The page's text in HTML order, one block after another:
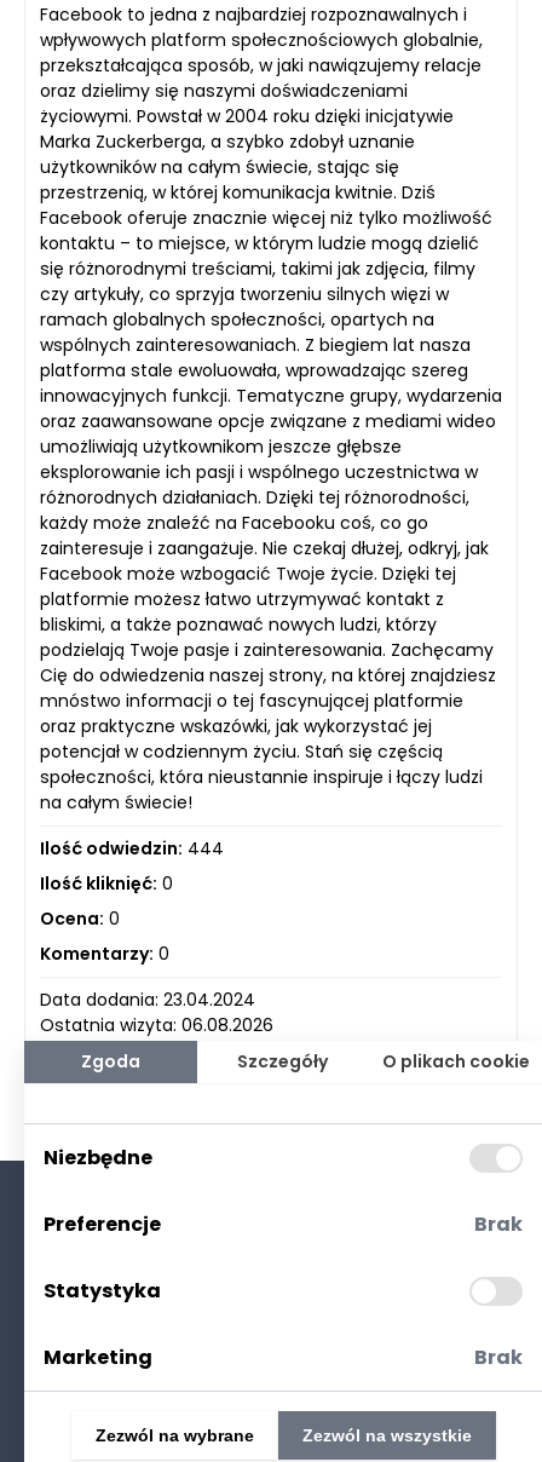
Facebook to jedna z najbardziej rozpoznawalnych i
wpływowych platform społecznościowych globalnie,
przekształcająca sposób, w jaki nawiązujemy relacje
oraz dzielimy się naszymi doświadczeniami
życiowymi. Powstał w 2004 roku dzięki inicjatywie
Marka Zuckerberga, a szybko zdobył uznanie
użytkowników na całym świecie, stając się
przestrzenią, w której komunikacja kwitnie. Dziś
Facebook oferuje znacznie więcej niż tylko możliwość
kontaktu – to miejsce, w którym ludzie mogą dzielić
się różnorodnymi treściami, takimi jak zdjęcia, filmy
czy artykuły, co sprzyja tworzeniu silnych więzi w
ramach globalnych społeczności, opartych na
wspólnych zainteresowaniach. Z biegiem lat nasza
platforma stale ewoluowała, wprowadzając szereg
innowacyjnych funkcji. Tematyczne grupy, wydarzenia
oraz zaawansowane opcje związane z mediami wideo
umożliwiają użytkownikom jeszcze głębsze
eksplorowanie ich pasji i wspólnego uczestnictwa w
różnorodnych działaniach. Dzięki tej różnorodności,
każdy może znaleźć na Facebooku coś, co go
zainteresuje i zaangażuje. Nie czekaj dłużej, odkryj, jak
Facebook może wzbogacić Twoje życie. Dzięki tej
platformie możesz łatwo utrzymywać kontakt z
bliskimi, a także poznawać nowych ludzi, którzy
podzielają Twoje pasje i zainteresowania. Zachęcamy
Cię do odwiedzenia naszej strony, na której znajdziesz
mnóstwo informacji o tej fascynującej platformie
oraz praktyczne wskazówki, jak wykorzystać jej
potencjał w codziennym życiu. Stań się częścią
społeczności, która nieustannie inspiruje i łączy ludzi
na całym świecie!
Ilość odwiedzin: 444
Ilość kliknięć: 0
Ocena: 0
Komentarzy: 0
Data dodania: 23.04.2024
Ostatnia wizyta: 06.08.2026
Polityka prywatności
Zgoda Szczegóły O plikach cookie
Niezbędne
Preferencje Brak
Statystyka
Marketing Brak
Zezwól na wybrane Zezwól na wszystkie